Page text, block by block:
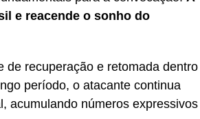
e reacende o sonho do
de recuperação e retomada dentro
período, o atacante continua
acumulando números expressivos